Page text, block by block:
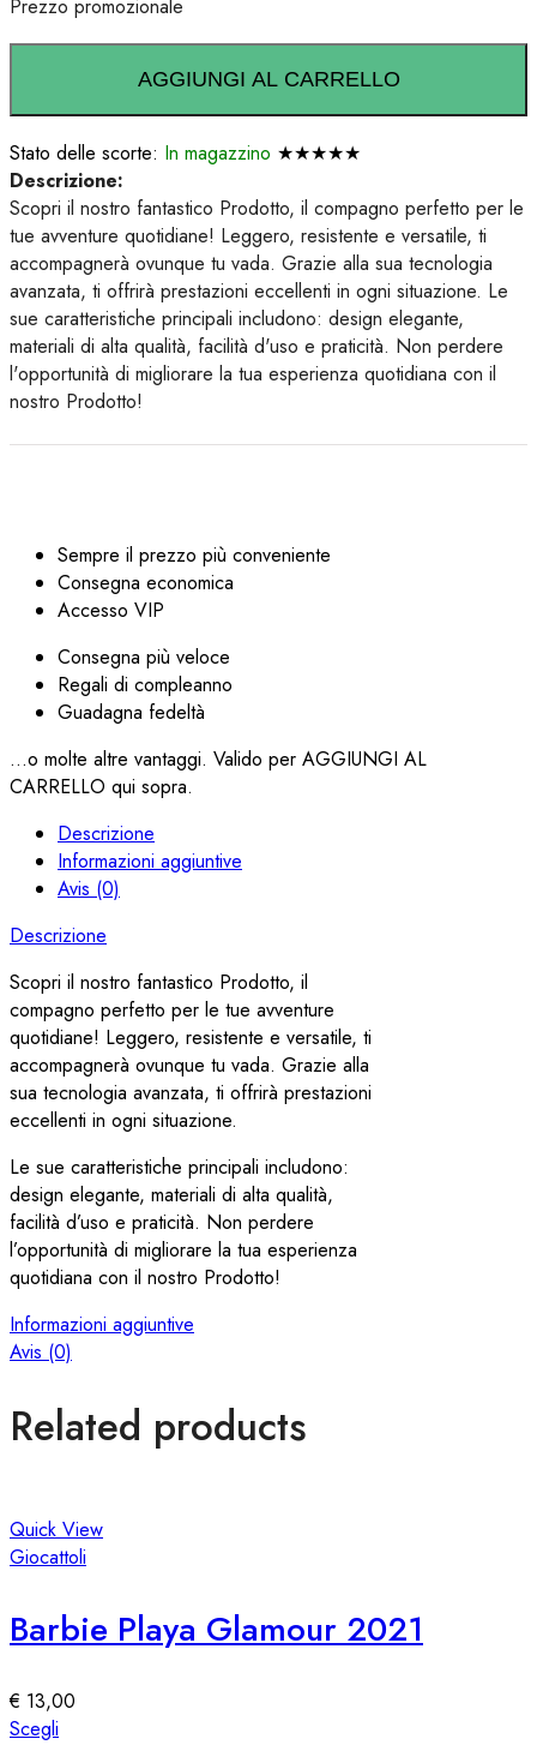
Prezzo promozionale
AGGIUNGI AL CARRELLO
Stato delle scorte: In magazzino ★★★★★
Descrizione:
Scopri il nostro fantastico Prodotto, il compagno perfetto per le
tue avventure quotidiane! Leggero, resistente e versatile, ti
accompagnerà ovunque tu vada. Grazie alla sua tecnologia
avanzata, ti offrirà prestazioni eccellenti in ogni situazione. Le
sue caratteristiche principali includono: design elegante,
materiali di alta qualità, facilità d'uso e praticità. Non perdere
l'opportunità di migliorare la tua esperienza quotidiana con il
nostro Prodotto!
Sempre il prezzo più conveniente
Consegna economica
Accesso VIP
Consegna più veloce
Regali di compleanno
Guadagna fedeltà
...o molte altre vantaggi. Valido per AGGIUNGI AL
CARRELLO qui sopra.
Descrizione
Informazioni aggiuntive
Avis (0)
Descrizione
Scopri il nostro fantastico Prodotto, il
compagno perfetto per le tue avventure
quotidiane! Leggero, resistente e versatile, ti
accompagnerà ovunque tu vada. Grazie alla
sua tecnologia avanzata, ti offrirà prestazioni
eccellenti in ogni situazione.
Le sue caratteristiche principali includono:
design elegante, materiali di alta qualità,
facilità d’uso e praticità. Non perdere
l’opportunità di migliorare la tua esperienza
quotidiana con il nostro Prodotto!
Informazioni aggiuntive
Avis (0)
Related products
Quick View
Giocattoli
Barbie Playa Glamour 2021
€ 13,00
Scegli